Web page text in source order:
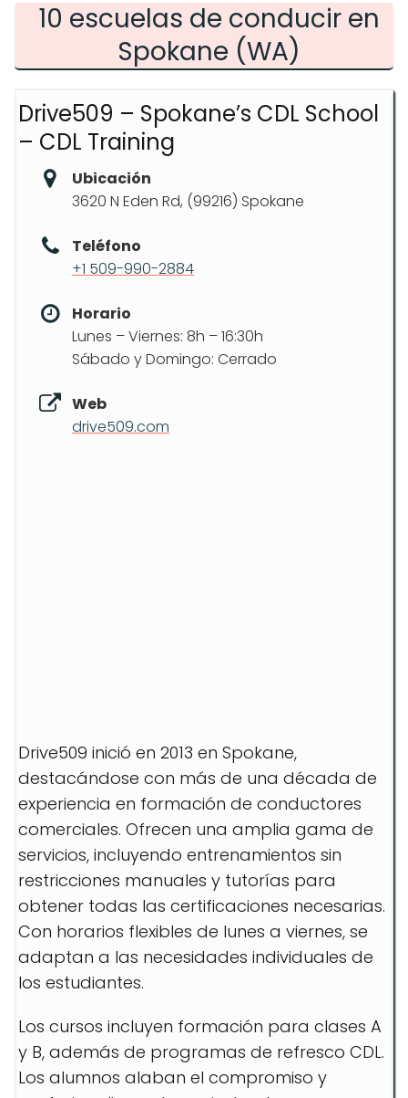
10 escuelas de conducir en
Spokane (WA)
Drive509 – Spokane’s CDL School
– CDL Training
Ubicación
3620 N Eden Rd, (99216) Spokane
Teléfono
+1 509-990-2884
Horario
Lunes – Viernes: 8h – 16:30h
Sábado y Domingo: Cerrado
Web
drive509.com
Drive509 inició en 2013 en Spokane,
destacándose con más de una década de
experiencia en formación de conductores
comerciales. Ofrecen una amplia gama de
servicios, incluyendo entrenamientos sin
restricciones manuales y tutorías para
obtener todas las certificaciones necesarias.
Con horarios flexibles de lunes a viernes, se
adaptan a las necesidades individuales de
los estudiantes.
Los cursos incluyen formación para clases A
y B, además de programas de refresco CDL.
Los alumnos alaban el compromiso y